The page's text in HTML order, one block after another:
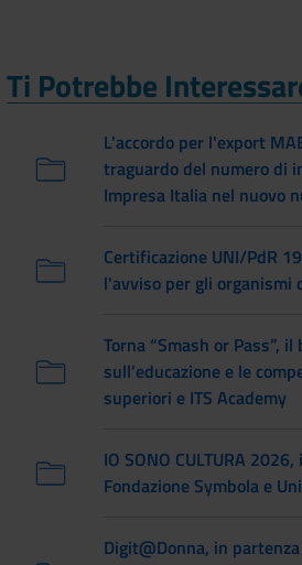
Ti Potrebbe
L'accordo per l'export
traguardo del numero di
Impresa Italia nel nuovo
Certificazione UNI/PdR
l'avviso per gli organismi
Torna “Smash or Pass”, il
sull’educazione e le
superiori e ITS Academy
IO SONO CULTURA
Fondazione Symbola e
Digit@Donna, in